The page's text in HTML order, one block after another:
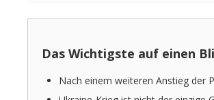
Das Wichtigste auf einen
Nach einem weiteren Anstieg der